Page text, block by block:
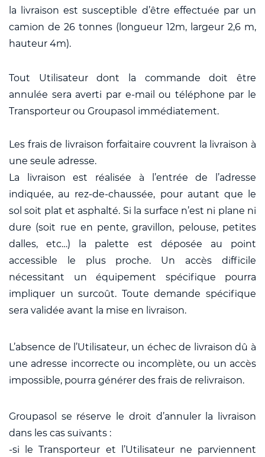
la livraison est susceptible d’être effectuée par un
camion de 26 tonnes (longueur 12m, largeur 2,6 m,
hauteur 4m).
Tout Utilisateur dont la commande doit être
annulée sera averti par e-mail ou téléphone par le
Transporteur ou Groupasol immédiatement.
Les frais de livraison forfaitaire couvrent la livraison à
une seule adresse.
La livraison est réalisée à l’entrée de l’adresse
indiquée, au rez-de-chaussée, pour autant que le
sol soit plat et asphalté. Si la surface n’est ni plane ni
dure (soit rue en pente, gravillon, pelouse, petites
dalles, etc…) la palette est déposée au point
accessible le plus proche. Un accès difficile
nécessitant un équipement spécifique pourra
impliquer un surcoût. Toute demande spécifique
sera validée avant la mise en livraison.
L’absence de l’Utilisateur, un échec de livraison dû à
une adresse incorrecte ou incomplète, ou un accès
impossible, pourra générer des frais de relivraison.
Groupasol se réserve le droit d’annuler la livraison
dans les cas suivants :
-si le Transporteur et l’Utilisateur ne parviennent